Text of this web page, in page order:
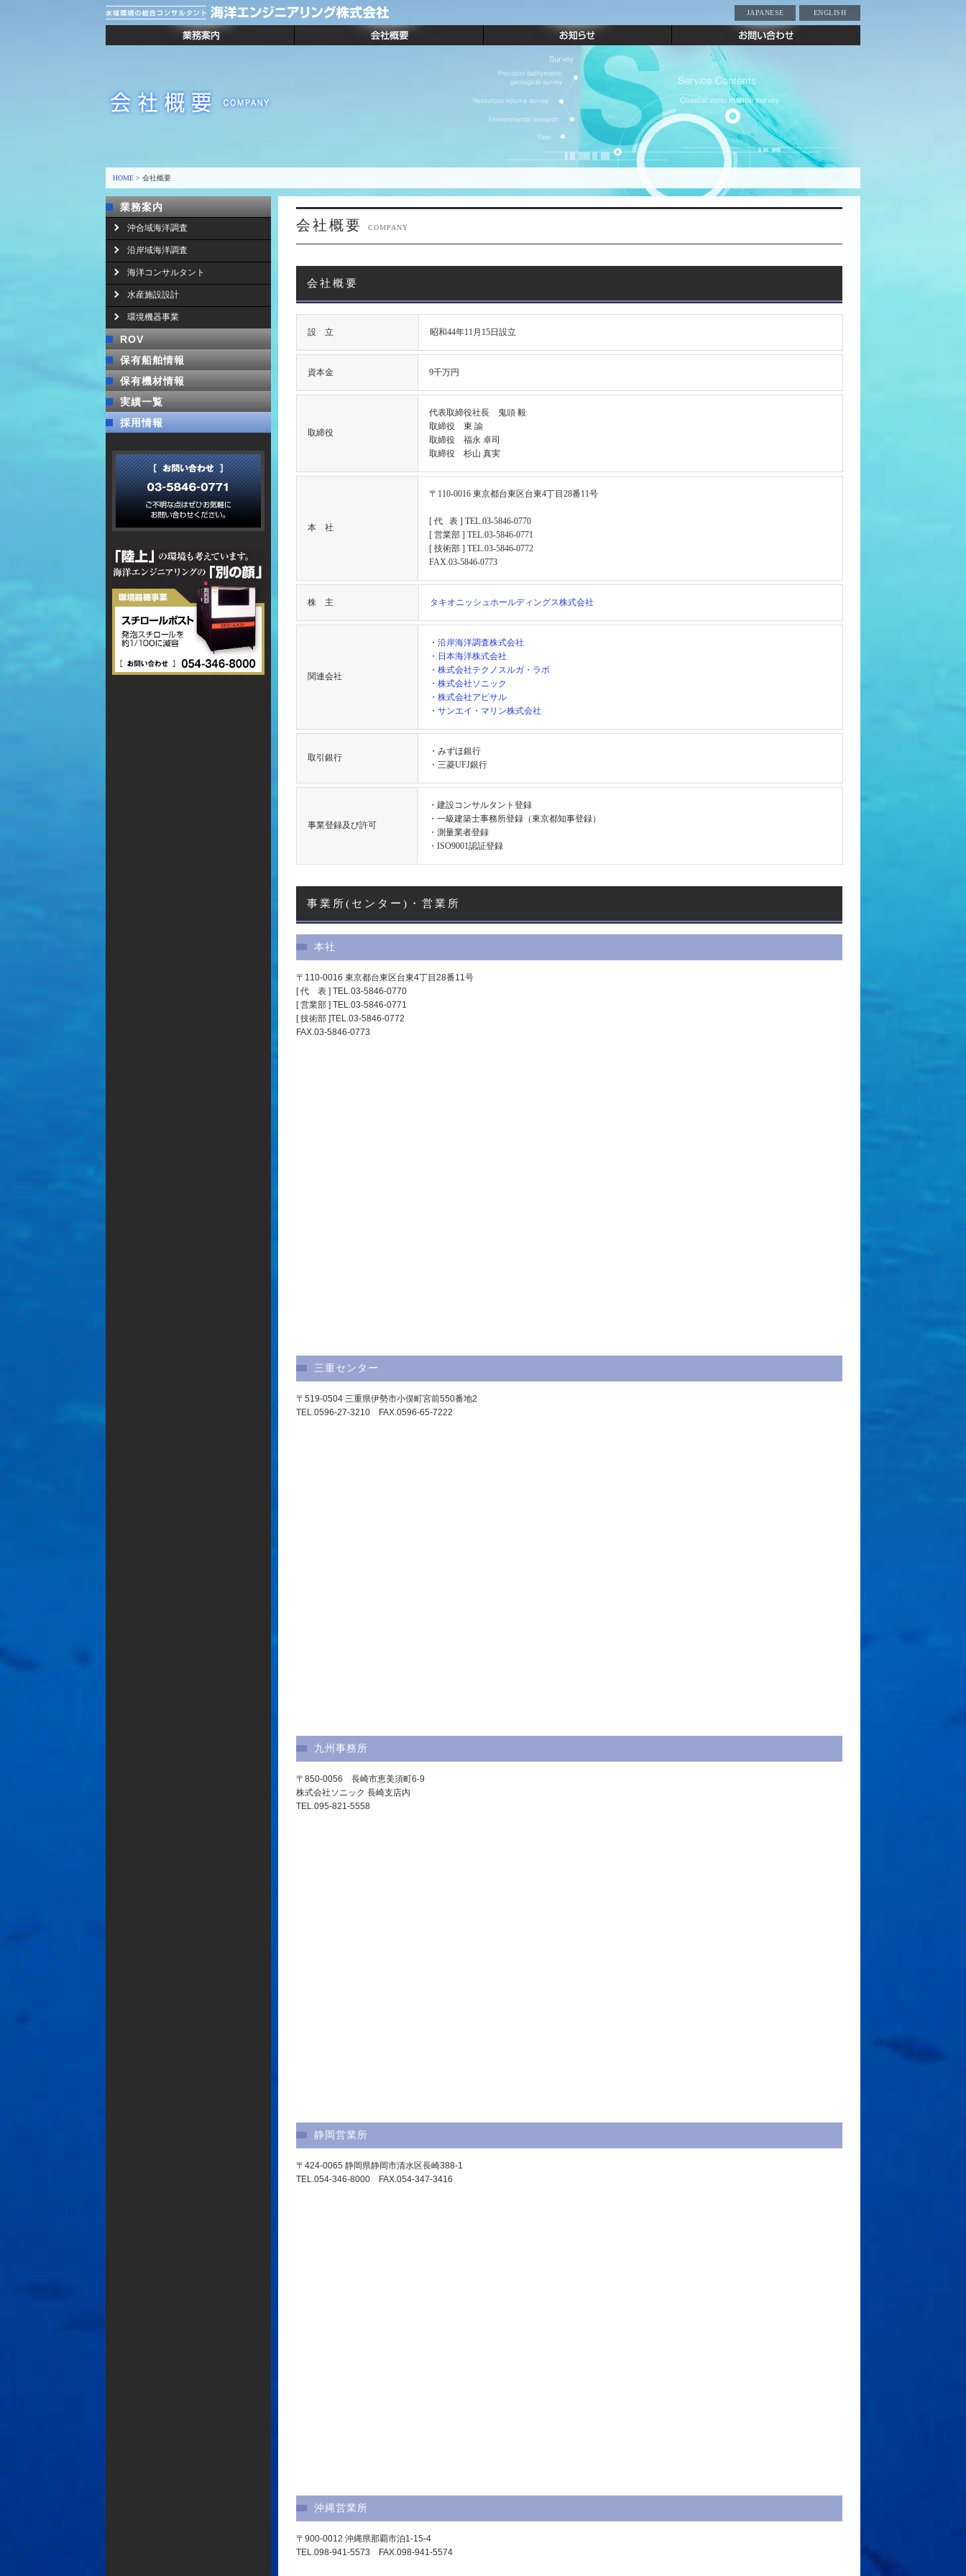
JAPANESE ENGLISH
HOME > 会社概要
業務案内
沖合域海洋調査
沿岸域海洋調査
海洋コンサルタント
水産施設設計
環境機器事業
ROV
保有船舶情報
保有機材情報
実績一覧
採用情報
会社概要 COMPANY
会社概要
設 立 昭和44年11月15日設立
資本金 9千万円
取締役
代表取締役社長 鬼頭 毅
取締役 東 諭
取締役 福永 卓司
取締役 杉山 真実
本 社
〒110-0016 東京都台東区台東4丁目28番11号
[ 代 表 ] TEL.03-5846-0770
[ 営業部 ] TEL.03-5846-0771
[ 技術部 ] TEL.03-5846-0772
FAX.03-5846-0773
株 主 タキオニッシュホールディングス株式会社
関連会社
・ 沿岸海洋調査株式会社
・ 日本海洋株式会社
・ 株式会社テクノスルガ・ラボ
・ 株式会社ソニック
・ 株式会社アビサル
・ サンエイ・マリン株式会社
取引銀行
・みずほ銀行
・三菱UFJ銀行
事業登録及び許可
・建設コンサルタント登録
・一級建築士事務所登録（東京都知事登録）
・測量業者登録
・ISO9001認証登録
事業所(センター)・営業所
本社
〒110-0016 東京都台東区台東4丁目28番11号
[ 代 表 ] TEL.03-5846-0770
[ 営業部 ] TEL.03-5846-0771
[ 技術部 ]TEL.03-5846-0772
FAX.03-5846-0773
三重センター
〒519-0504 三重県伊勢市小俣町宮前550番地2
TEL.0596-27-3210 FAX.0596-65-7222
九州事務所
〒850-0056 長崎市恵美須町6-9
株式会社ソニック 長崎支店内
TEL.095-821-5558
静岡営業所
〒424-0065 静岡県静岡市清水区長崎388-1
TEL.054-346-8000 FAX.054-347-3416
沖縄営業所
〒900-0012 沖縄県那覇市泊1-15-4
TEL.098-941-5573 FAX.098-941-5574